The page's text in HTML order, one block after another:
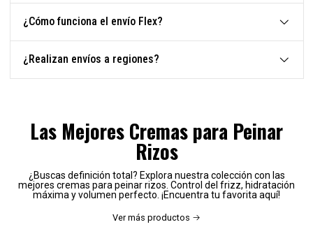
¿Cómo funciona el envío Flex?
¿Realizan envíos a regiones?
Las Mejores Cremas para Peinar
Rizos
¿Buscas definición total? Explora nuestra colección con las
mejores cremas para peinar rizos. Control del frizz, hidratación
máxima y volumen perfecto. ¡Encuentra tu favorita aquí!
Ver más productos